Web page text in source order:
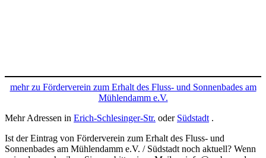
mehr zu Förderverein zum Erhalt des Fluss- und Sonnenbades am
Mühlendamm e.V.
Mehr Adressen in Erich-Schlesinger-Str. oder Südstadt .
Ist der Eintrag von Förderverein zum Erhalt des Fluss- und
Sonnenbades am Mühlendamm e.V. / Südstadt noch aktuell? Wenn